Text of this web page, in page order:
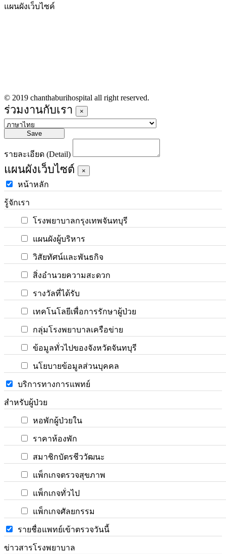
แผนผังเว็บไซค์
© 2019 chanthaburihospital all right reserved.
ร่วมงานกับเรา ×
Save
รายละเอียด (Detail)
แผนผังเว็บไซต์ ×
หน้าหลัก
รู้จักเรา
โรงพยาบาลกรุงเทพจันทบุรี
แผนผังผู้บริหาร
วิสัยทัศน์และพันธกิจ
สิ่งอำนวยความสะดวก
รางวัลที่ได้รับ
เทคโนโลยีเพื่อการรักษาผู้ป่วย
กลุ่มโรงพยาบาลเครือข่าย
ข้อมูลทั่วไปของจังหวัดจันทบุรี
นโยบายข้อมูลส่วนบุคคล
บริการทางการแพทย์
สำหรับผู้ป่วย
หอพักผู้ป่วยใน
ราคาห้องพัก
สมาชิกบัตรชีววัฒนะ
แพ็กเกจตรวจสุขภาพ
แพ็กเกจทั่วไป
แพ็กเกจศัลยกรรม
รายชื่อแพทย์เข้าตรวจวันนี้
ข่าวสารโรงพยาบาล